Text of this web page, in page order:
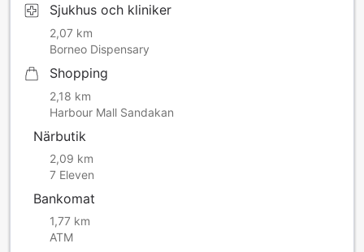
Sjukhus och kliniker
2,07 km
Borneo Dispensary
Shopping
2,18 km
Harbour Mall Sandakan
Närbutik
2,09 km
7 Eleven
Bankomat
1,77 km
ATM